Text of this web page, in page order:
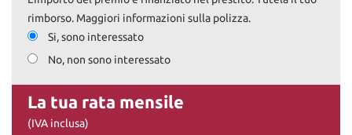
rimborso. Maggiori informazioni sulla polizza.
Si, sono interessato
No, non sono interessato
La tua rata mensile
(IVA inclusa)